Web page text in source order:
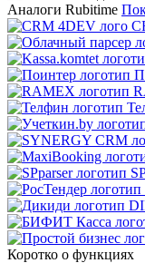
Аналоги Rubitime
Коротко о функциях